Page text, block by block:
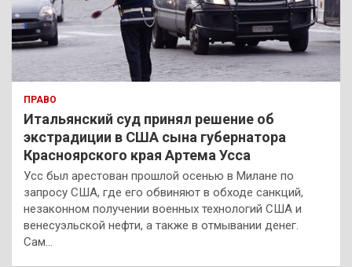
ПРАВО
Итальянский суд принял решение об
экстрадиции в США сына губернатора
Красноярского края Артема Усса
Усс был арестован прошлой осенью в Милане по
запросу США, где его обвиняют в обходе санкций,
незаконном получении военных технологий США и
венесуэльской нефти, а также в отмывании денег.
Сам…